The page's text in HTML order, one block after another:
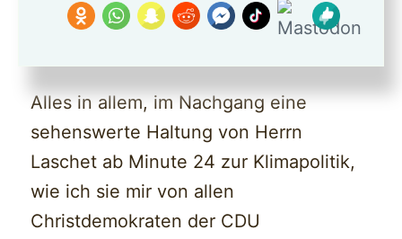
als dritt größte Volkswirtschaft der Welt
Alles in allem, im Nachgang eine
sehenswerte Haltung von Herrn
Laschet ab Minute 24 zur Klimapolitik,
wie ich sie mir von allen
Christdemokraten der CDU